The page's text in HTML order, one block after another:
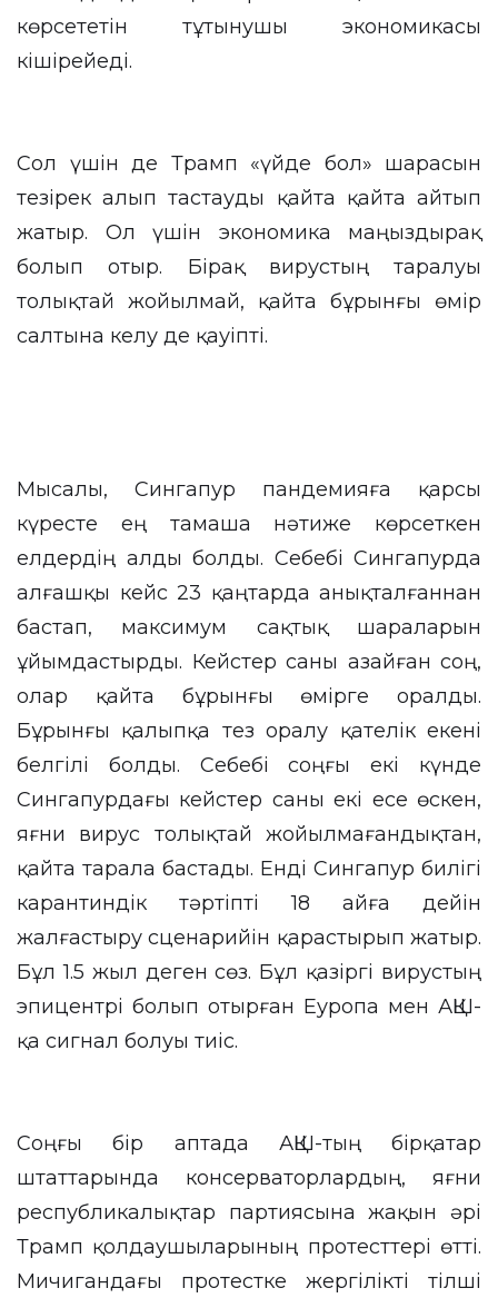
көрсететін тұтынушы экономикасы
кішірейеді.
Сол үшін де Трамп «үйде бол» шарасын
тезірек алып тастауды қайта қайта айтып
жатыр. Ол үшін экономика маңыздырақ
болып отыр. Бірақ вирустың таралуы
толықтай жойылмай, қайта бұрынғы өмір
салтына келу де қауіпті.
Мысалы, Сингапур пандемияға қарсы
күресте ең тамаша нәтиже көрсеткен
елдердің алды болды. Себебі Сингапурда
алғашқы кейс 23 қаңтарда анықталғаннан
бастап, максимум сақтық шараларын
ұйымдастырды. Кейстер саны азайған соң,
олар қайта бұрынғы өмірге оралды.
Бұрынғы қалыпқа тез оралу қателік екені
белгілі болды. Себебі соңғы екі күнде
Сингапурдағы кейстер саны екі есе өскен,
яғни вирус толықтай жойылмағандықтан,
қайта тарала бастады. Енді Сингапур билігі
карантиндік тәртіпті 18 айға дейін
жалғастыру сценарийін қарастырып жатыр.
Бұл 1.5 жыл деген сөз. Бұл қазіргі вирустың
эпицентрі болып отырған Еуропа мен АҚШ-
қа сигнал болуы тиіс.
Соңғы бір аптада АҚШ-тың бірқатар
штаттарында консерваторлардың, яғни
республикалықтар партиясына жақын әрі
Трамп қолдаушыларының протесттері өтті.
Мичигандағы протестке жергілікті тілші